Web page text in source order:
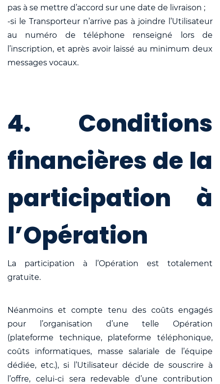
pas à se mettre d’accord sur une date de livraison ;
-si le Transporteur n’arrive pas à joindre l’Utilisateur
au numéro de téléphone renseigné lors de
l’inscription, et après avoir laissé au minimum deux
messages vocaux.
4. Conditions
financières de la
participation à
l’Opération
La participation à l’Opération est totalement
gratuite.
Néanmoins et compte tenu des coûts engagés
pour l’organisation d’une telle Opération
(plateforme technique, plateforme téléphonique,
coûts informatiques, masse salariale de l’équipe
dédiée, etc.), si l’Utilisateur décide de souscrire à
l’offre, celui-ci sera redevable d’une contribution